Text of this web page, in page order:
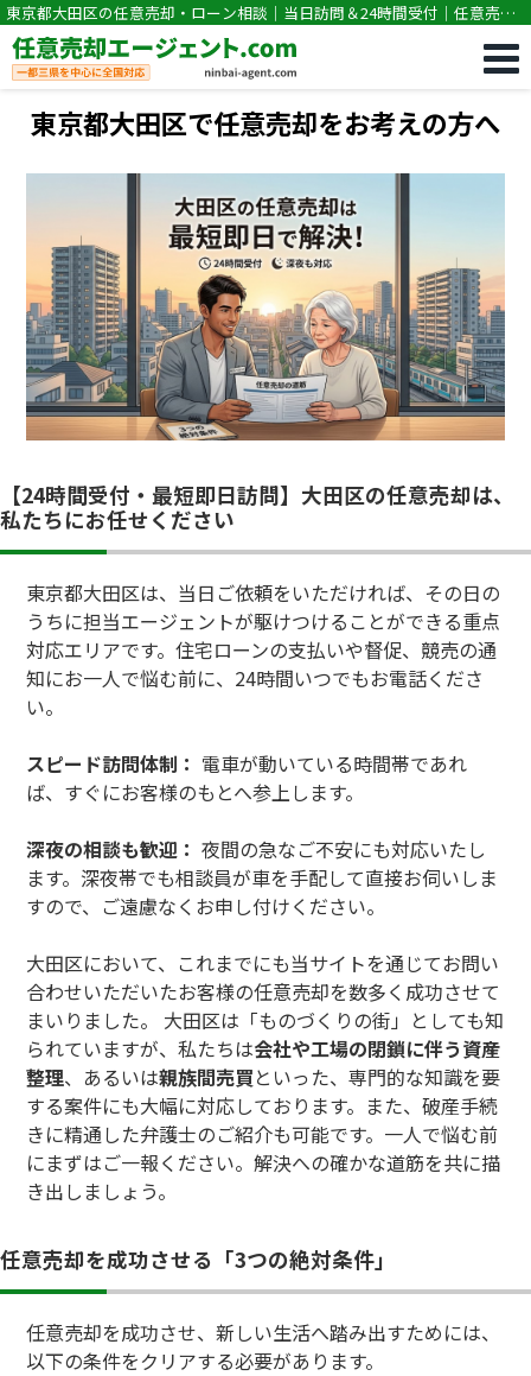
東京都大田区の任意売却・ローン相談｜当日訪問＆24時間受付｜任意売却
専門｜競売・住宅ローン滞納の相談なら任意売却エージェント.com
東京都大田区で任意売却をお考えの方へ
【24時間受付・最短即日訪問】大田区の任意売却は、
私たちにお任せください
東京都大田区は、当日ご依頼をいただければ、その日の
うちに担当エージェントが駆けつけることができる重点
対応エリアです。住宅ローンの支払いや督促、競売の通
知にお一人で悩む前に、24時間いつでもお電話くださ
い。
スピード訪問体制： 電車が動いている時間帯であれ
ば、すぐにお客様のもとへ参上します。
深夜の相談も歓迎： 夜間の急なご不安にも対応いたし
ます。深夜帯でも相談員が車を手配して直接お伺いしま
すので、ご遠慮なくお申し付けください。
大田区において、これまでにも当サイトを通じてお問い
合わせいただいたお客様の任意売却を数多く成功させて
まいりました。 大田区は「ものづくりの街」としても知
られていますが、私たちは会社や工場の閉鎖に伴う資産
整理、あるいは親族間売買といった、専門的な知識を要
する案件にも大幅に対応しております。また、破産手続
きに精通した弁護士のご紹介も可能です。一人で悩む前
にまずはご一報ください。解決への確かな道筋を共に描
き出しましょう。
任意売却を成功させる「3つの絶対条件」
任意売却を成功させ、新しい生活へ踏み出すためには、
以下の条件をクリアする必要があります。